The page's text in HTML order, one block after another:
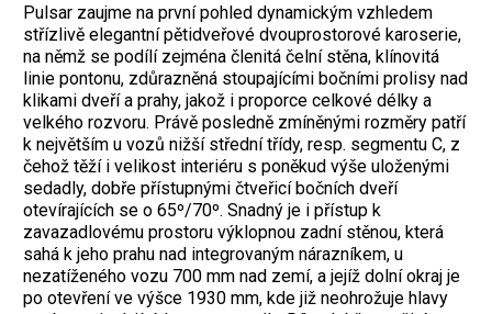
Pulsar zaujme na první pohled dynamickým vzhledem
střízlivě elegantní pětidveřové dvouprostorové karoserie,
na němž se podílí zejména členitá čelní stěna, klínovitá
linie pontonu, zdůrazněná stoupajícími bočními prolisy nad
klikami dveří a prahy, jakož i proporce celkové délky a
velkého rozvoru. Právě posledně zmíněnými rozměry patří
k největším u vozů nižší střední třídy, resp. segmentu C, z
čehož těží i velikost interiéru s poněkud výše uloženými
sedadly, dobře přístupnými čtveřicí bočních dveří
otevírajících se o 65º/70º. Snadný je i přístup k
zavazadlovému prostoru výklopnou zadní stěnou, která
sahá k jeho prahu nad integrovaným nárazníkem, u
nezatíženého vozu 700 mm nad zemí, a jejíž dolní okraj je
po otevření ve výšce 1930 mm, kde již neohrožuje hlavy